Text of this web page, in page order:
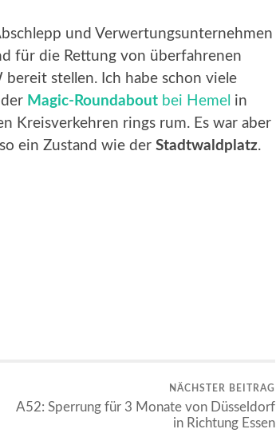
und Verwertungsunternehmen
für die Rettung von überfahrenen
bereit stellen. Ich habe schon viele
Magic-Roundabout bei Hemel in
Kreisverkehren rings rum. Es war aber
ein Zustand wie der Stadtwaldplatz.
NÄCHSTER BEITRAG
A52: Sperrung für 3 Monate von Düsseldorf
in Richtung Essen